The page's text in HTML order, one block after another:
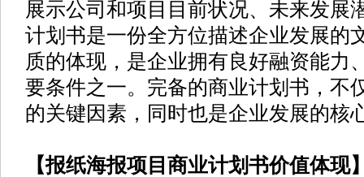
展示公司和项目目前状况、未来发展
计划书是一份全方位描述企业发展的
质的体现，是企业拥有良好融资能力
要条件之一。完备的商业计划书，不
的关键因素，同时也是企业发展的核
【报纸海报项目商业计划书价值体现